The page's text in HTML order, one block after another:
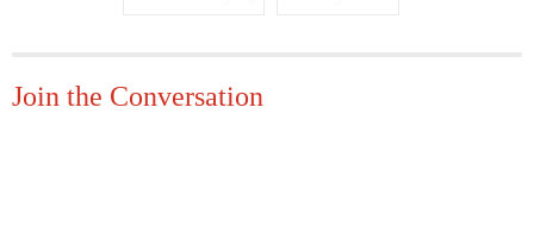
Join the Conversation